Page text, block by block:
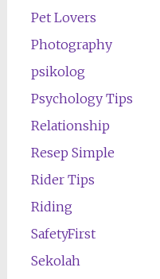
Pet Lovers
Photography
psikolog
Psychology Tips
Relationship
Resep Simple
Rider Tips
Riding
SafetyFirst
Sekolah